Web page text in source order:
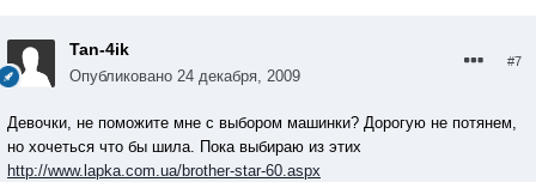
Tan-4ik
Опубликовано 24 декабря, 2009
#7
Девочки, не поможите мне с выбором машинки? Дорогую не потянем,
но хочеться что бы шила. Пока выбираю из этих
http://www.lapka.com.ua/brother-star-60.aspx